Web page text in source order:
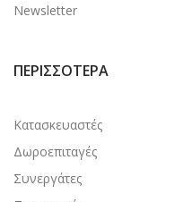
Newsletter
ΠΕΡΙΣΣΌΤΕΡΑ
Κατασκευαστές
Δωροεπιταγές
Συνεργάτες